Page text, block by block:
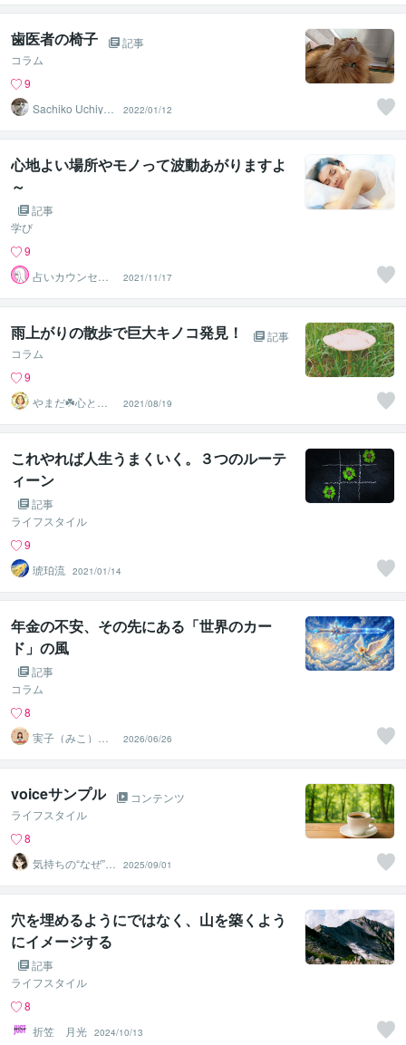
ハル
歯医者の椅子
記事
コラム
9
Sachiko Uchiya
2022/01/12
心地よい場所やモノって波動あがりますよ
～
記事
学び
9
占いカウンセラ
ー・ローズマリ
ー
2021/11/17
雨上がりの散歩で巨大キノコ発見！
記事
コラム
9
やまだ☘️心と頭
がスッキリ整う
サロン
2021/08/19
これやれば人生うまくいく。３つのルーテ
ィーン
記事
ライフスタイル
9
琥珀流 2021/01/14
年金の不安、その先にある「世界のカー
ド」の風
記事
コラム
8
実子（みこ）✨
未来好転セラピ
ーカフェ
2026/06/26
voiceサンプル
コンテンツ
ライフスタイル
8
気持ちの“なぜ”見
つける相談❀綾
瀬あおい
2025/09/01
穴を埋めるようにではなく、山を築くよう
にイメージする
記事
ライフスタイル
8
折笠 月光 2024/10/13